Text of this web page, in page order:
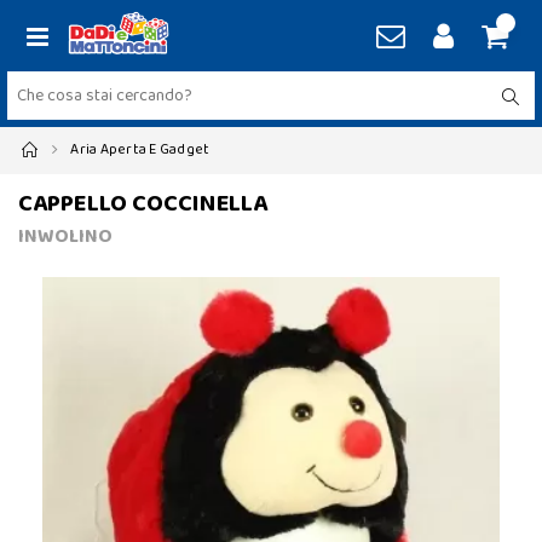
Aria Aperta E Gadget
CAPPELLO COCCINELLA
INWOLINO